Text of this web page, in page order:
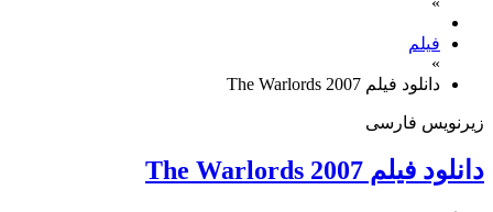
فیلم
»
دانلود فیلم The Warlords 2007
زیرنویس فارسی
دانلود فیلم The Warlords 2007